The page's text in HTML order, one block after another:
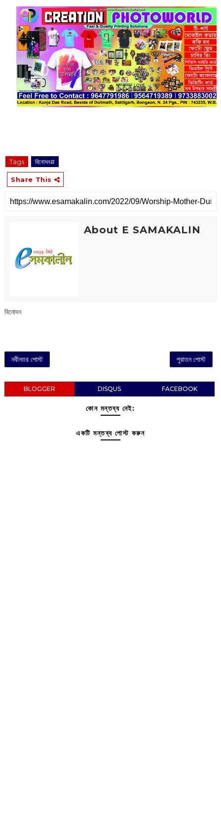
Tags বিনোদন#
Share This
About E SAMAKALIN
বিনোদন
নবীনতর পোস্ট পুরাতন পোস্ট
BLOGGER DISQUS FACEBOOK
কোন মন্তব্য নেই:
একটি মন্তব্য পোস্ট করুন